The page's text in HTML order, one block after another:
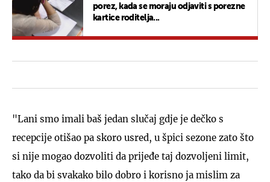
porez, kada se moraju odjaviti s porezne
kartice roditelja...
"Lani smo imali baš jedan slučaj gdje je dečko s
recepcije otišao pa skoro usred, u špici sezone zato što
si nije mogao dozvoliti da prijeđe taj dozvoljeni limit,
tako da bi svakako bilo dobro i korisno ja mislim za